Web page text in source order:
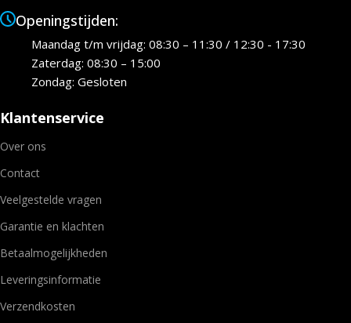
Openingstijden:
Maandag t/m vrijdag: 08:30 – 11:30 / 12:30 - 17:30
Zaterdag: 08:30 – 15:00
Zondag: Gesloten
Klantenservice
Over ons
Contact
Veelgestelde vragen
Garantie en klachten
Betaalmogelijkheden
Leveringsinformatie
Verzendkosten